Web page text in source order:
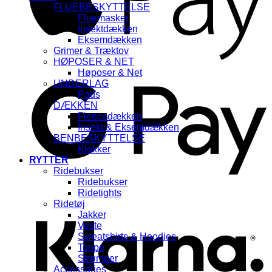
FLUEBESKYTTELSE
Fluemasker
Insektdækken
Eksemdækken
Grimer & Træktov
HØPOSER & NET
Høposer & Net
UNDERLAG
Pads
DÆKKEN
Fleecedækken
Insekt & Eksemdækken
BENBESKYTTELSE
Klokker
RYTTER
Ridebukser
Ridebukser
Ridetights
Ridetøj
Jakker
Veste
Sweatshirts & Hoodies
Toppe
Strømper
Accessories